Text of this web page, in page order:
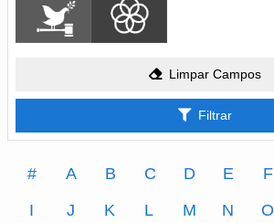
Limpar Campos
Filtrar
# A B C D E F
I
J K L M N O